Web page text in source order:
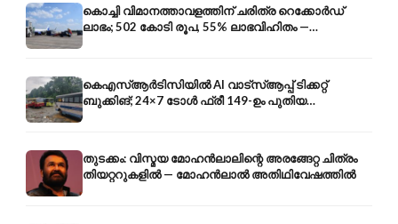
കൊച്ചി വിമാനത്താവളത്തിന് ചരിത്ര റെക്കോർഡ്
ലാഭം; 502 കോടി രൂപ, 55% ലാഭവിഹിതം —
കൺസൾട്ടൻസി രംഗത്തേക്കും
കെഎസ്ആർടിസിയിൽ AI വാട്സ്ആപ്പ് ടിക്കറ്റ്
ബുക്കിങ്; 24×7 ടോൾ ഫ്രീ 149-ഉം പുതിയ
കൊറിയറും
തുടക്കം: വിസ്മയ മോഹൻലാലിന്റെ അരങ്ങേറ്റ ചിത്രം
തിയറ്ററുകളിൽ — മോഹൻലാൽ അതിഥിവേഷത്തിൽ